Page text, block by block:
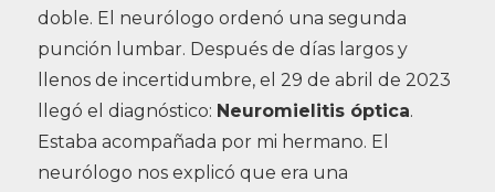
doble. El neurólogo ordenó una segunda
punción lumbar. Después de días largos y
llenos de incertidumbre, el 29 de abril de 2023
llegó el diagnóstico: Neuromielitis óptica.
Estaba acompañada por mi hermano. El
neurólogo nos explicó que era una